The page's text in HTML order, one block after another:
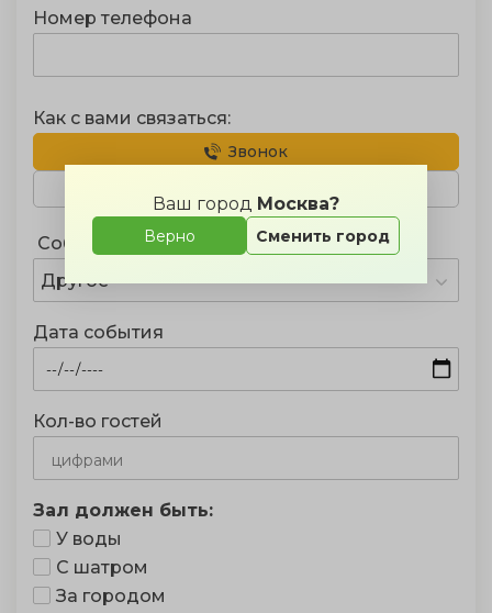
Ваш город Москва?
Верно Сменить город
Номер телефона
Событие
Другое
Дата события
Кол-во гостей
Зал должен быть:
У воды
С шатром
За городом
Как с вами связаться:
Звонок